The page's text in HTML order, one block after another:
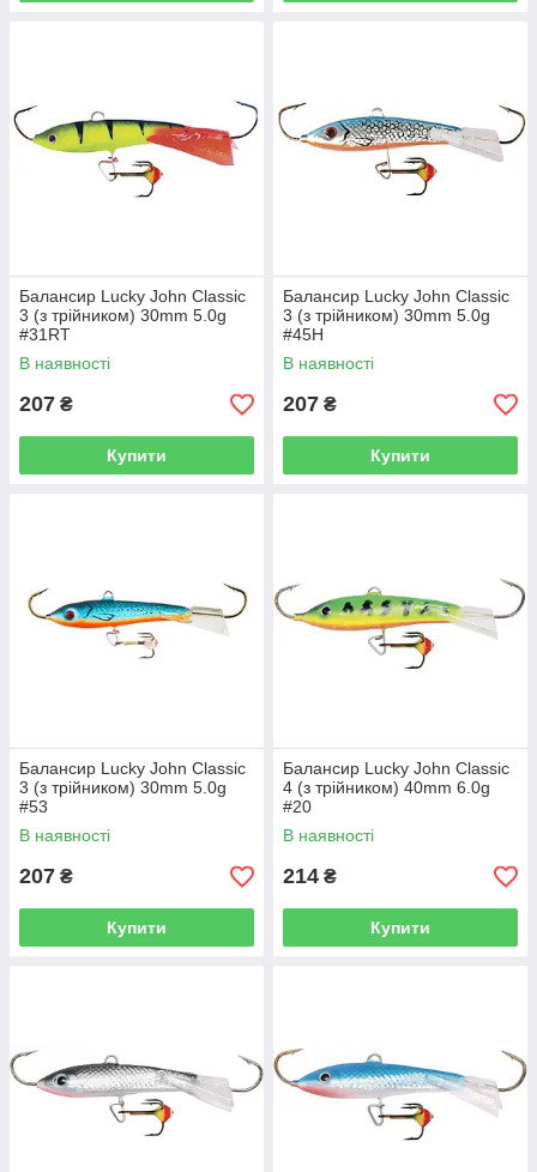
Балансир Lucky John Classic
3 (з трійником) 30mm 5.0g
#31RT
В наявності
207 ₴
Купити
Балансир Lucky John Classic
3 (з трійником) 30mm 5.0g
#45H
В наявності
207 ₴
Купити
Балансир Lucky John Classic
3 (з трійником) 30mm 5.0g
#53
В наявності
207 ₴
Купити
Балансир Lucky John Classic
4 (з трійником) 40mm 6.0g
#20
В наявності
214 ₴
Купити